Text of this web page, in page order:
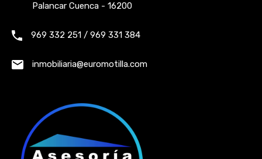
Palancar Cuenca - 16200
969 332 251 / 969 331 384
inmobiliaria@euromotilla.com